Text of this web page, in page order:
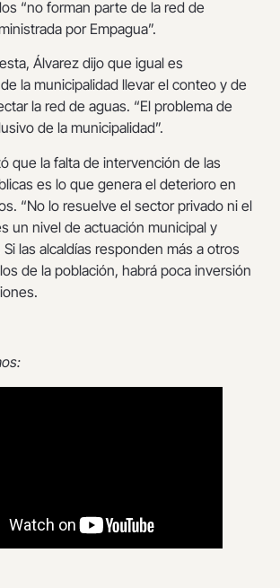
“no forman parte de la red de
por Empagua”.
Álvarez dijo que igual es
la municipalidad llevar el conteo y de
la red de aguas. “El problema de
de la municipalidad”.
que la falta de intervención de las
es lo que genera el deterioro en
“No lo resuelve el sector privado ni el
un nivel de actuación municipal y
Si las alcaldías responden más a otros
de la población, habrá poca inversión